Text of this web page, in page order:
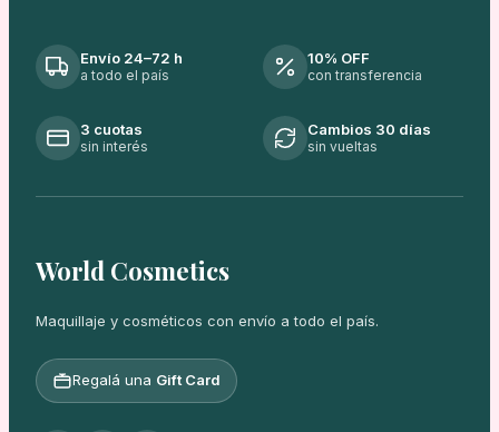
Envío 24–72 h
a todo el país
10% OFF
con transferencia
3 cuotas
sin interés
Cambios 30 días
sin vueltas
World Cosmetics
Maquillaje y cosméticos con envío a todo el país.
Regalá una Gift Card